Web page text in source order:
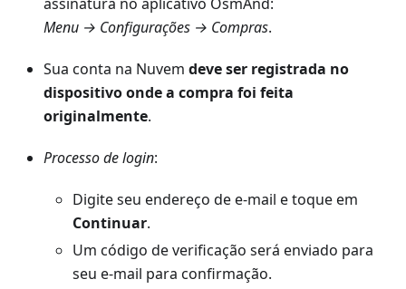
Menu → Configurações → Compras.
Sua conta na Nuvem deve ser registrada no
dispositivo onde a compra foi feita
originalmente.
Processo de login:
Digite seu endereço de e-mail e toque em
Continuar.
Um código de verificação será enviado para
seu e-mail para confirmação.